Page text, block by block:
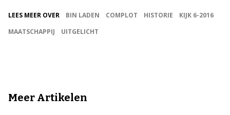
LEES MEER OVER BIN LADEN COMPLOT HISTORIE
KIJK 6-2016
MAATSCHAPPIJ
UITGELICHT
Meer Artikelen